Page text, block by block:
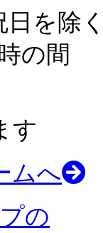
日を除
の間
す
ムへ